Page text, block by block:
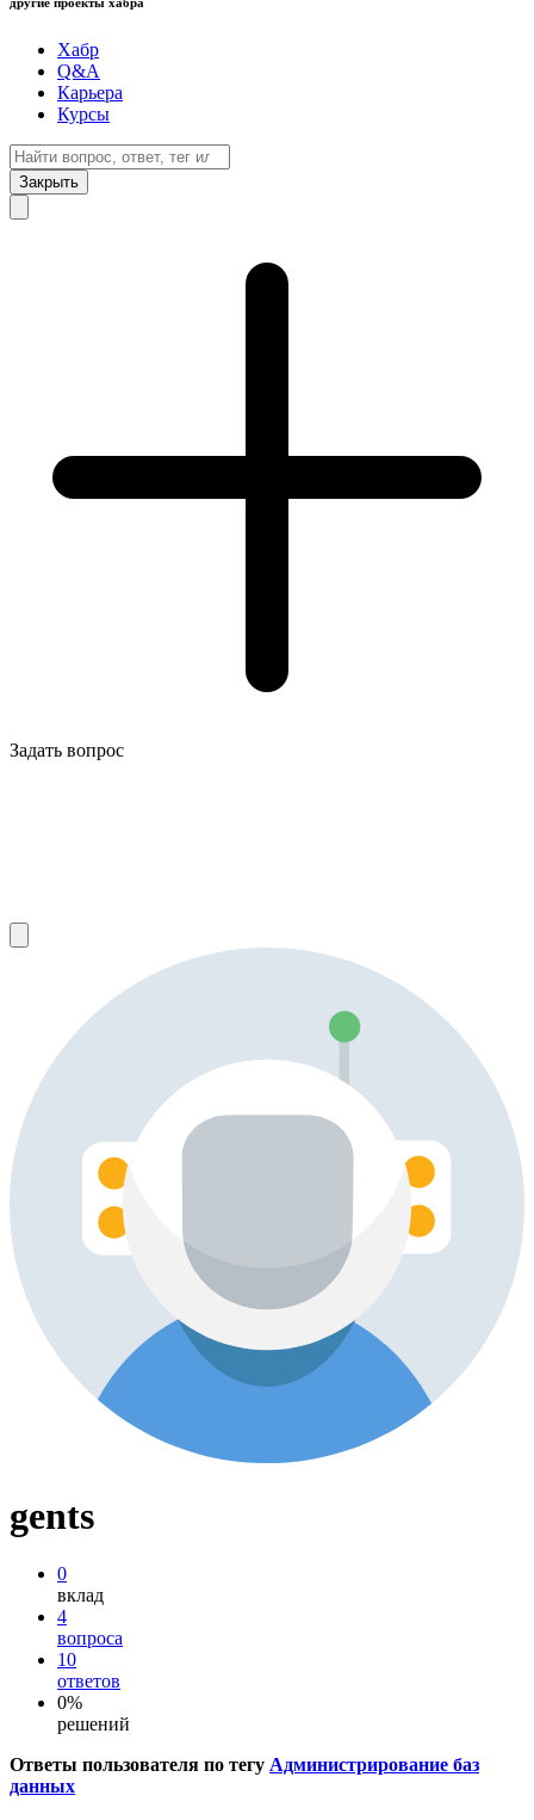
Хабр
Q&A
Карьера
Курсы
Закрыть
Задать вопрос
gents
0
вклад
4
вопроса
10
ответов
0%
решений
Ответы пользователя по тегу Администрирование баз
данных